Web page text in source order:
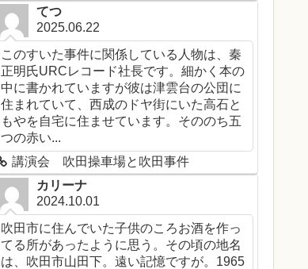
てつ
2025.06.22
このすいた事件に関係している人物は、秦
正明氏URCレコード社長です。細かく本の
中に書かれていますが彼は津雲台の公団に
住まれていて、西成のドヤ街にいた高石と
もやを自宅に住ませています。そののち五
つの赤い...
講演会 吹田操車場と吹田事件
カリーナ
2024.10.01
吹田市に住んでいた子供のころお酒を作っ
てる所があったように思う。その頃の地名
は、吹田市山田下。遠い記憶ですが。1965